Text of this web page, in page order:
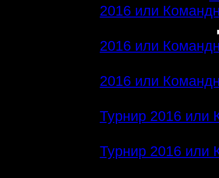
2016 или
2016 или
2016 или
Турнир 2016 или
Турнир 2016 или